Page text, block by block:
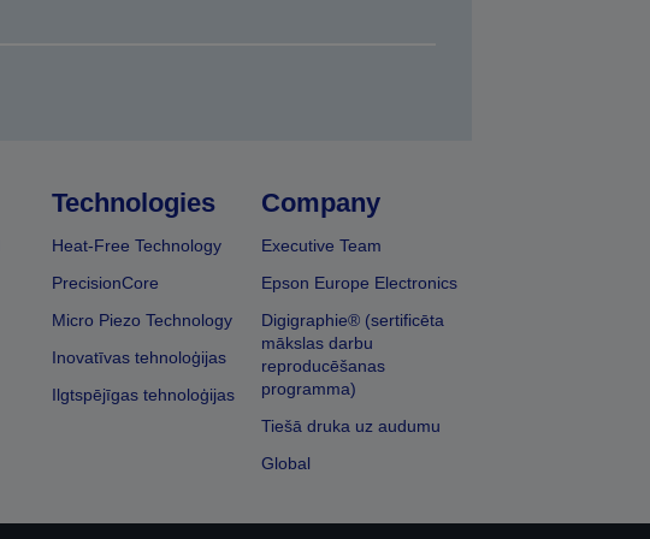
Technologies
Heat-Free Technology
PrecisionCore
Micro Piezo Technology
Inovatīvas tehnoloģijas
Ilgtspējīgas tehnoloģijas
Company
Executive Team
Epson Europe Electronics
Digigraphie® (sertificēta
mākslas darbu
reproducēšanas
programma)
Tiešā druka uz audumu
Global